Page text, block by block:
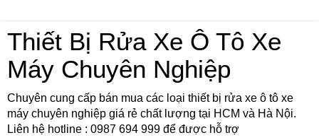
Thiết Bị Rửa Xe Ô Tô Xe
Máy Chuyên Nghiệp
Chuyên cung cấp bán mua các loại thiết bị rửa xe ô tô xe
máy chuyên nghiệp giá rẻ chất lượng tại HCM và Hà Nội.
Liên hệ hotline : 0987 694 999 để được hỗ trợ